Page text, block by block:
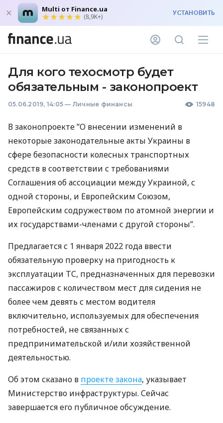
Multi от Finance.ua
(8,9K+) УСТАНОВИТЬ
Для кого техосмотр будет
обязательным - законопроект
05.06.2019, 14:05 — Личные финансы 15948
В законопроекте ”О внесении изменений в
некоторые законодательные акты Украины в
сфере безопасности колесных транспортных
средств в соответствии с требованиями
Соглашения об ассоциации между Украиной, с
одной стороны, и Европейским Союзом,
Европейским содружеством по атомной энергии и
их государствами-членами с другой стороны”.
Предлагается с 1 января 2022 года ввести
обязательную проверку на пригодность к
эксплуатации ТС, предназначенных для перевозки
пассажиров с количеством мест для сидения не
более чем девять с местом водителя
включительно, используемых для обеспечения
потребностей, не связанных с
предпринимательской и/или хозяйственной
деятельностью.
Об этом сказано в проекте закона, указывает
Министерство инфраструктуры. Сейчас
завершается его публичное обсуждение.